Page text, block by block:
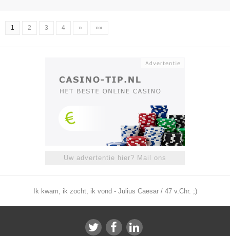
1 2 3 4 » »»
Uw advertentie hier? Mail ons
Ik kwam, ik zocht, ik vond - Julius Caesar / 47 v.Chr. ;)